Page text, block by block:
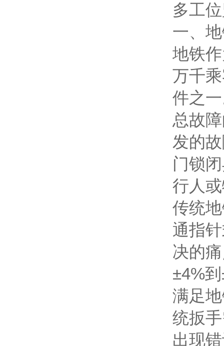
多工
一、
地铁
万千
件之
总故
发的
门锁
行人
传统
通指
决的
±4%
满足
统扳
出现